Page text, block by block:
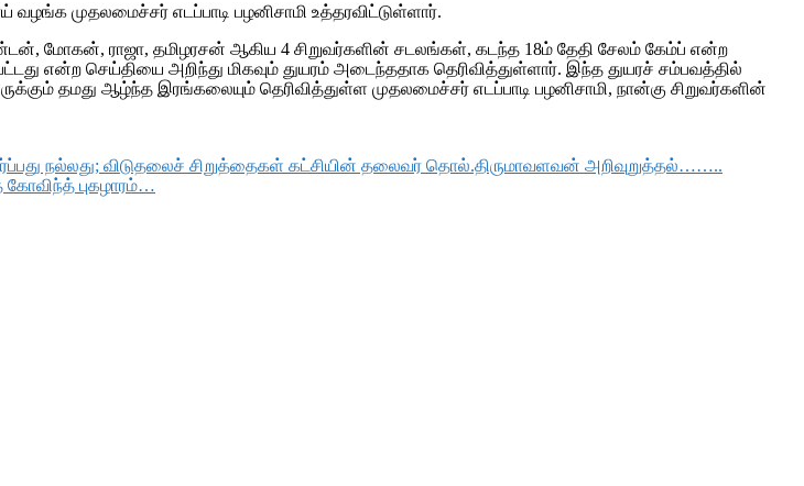
வழங்க முதலமைச்சர் எடப்பாடி பழனிசாமி உத்தரவிட்டுள்ளார்.
மோகன், ராஜா, தமிழரசன் ஆகிய 4 சிறுவர்களின் சடலங்கள், கடந்த 18ம் தேதி சேலம் கேம்ப் என்ற
என்ற செய்தியை அறிந்து மிகவும் துயரம் அடைந்ததாக தெரிவித்துள்ளார். இந்த துயரச் சம்பவத்தில்
தமது ஆழ்ந்த இரங்கலையும் தெரிவித்துள்ள முதலமைச்சர் எடப்பாடி பழனிசாமி, நான்கு சிறுவர்களின்
நல்லது; விடுதலைச் சிறுத்தைகள் கட்சியின் தலைவர் தொல்.திருமாவளவன் அறிவுறுத்தல்……..
கோவிந்த் புகழாரம்…